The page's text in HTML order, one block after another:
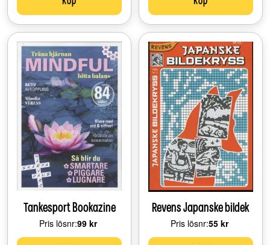
Tankesport Bookazine
Pris lösnr:Price:
99 kr
Revens Japanske bildek
Pris lösnr:Price:
55 kr